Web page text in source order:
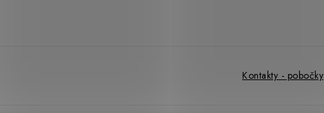
Kontakty - pobočky